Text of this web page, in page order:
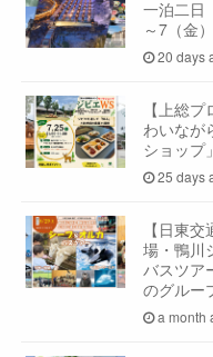
一泊二日
～7（金
20 days
【上総
わいなが
ショップ
25 days
【日東
場・鴨川
バスツア
のグルー
a month